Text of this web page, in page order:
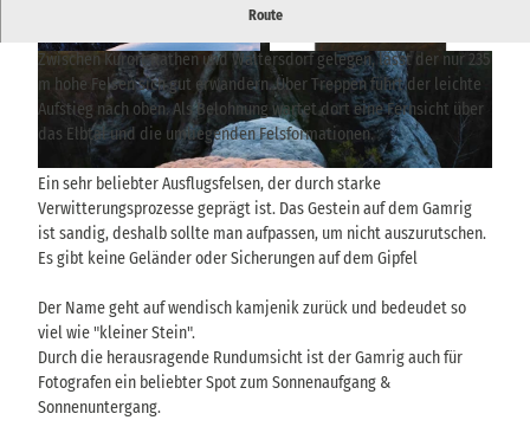
© via www.saechsische-schweiz.de , Philipp Zieger |CC-BY-SA
© viawww.saechsische-schweiz.de
, Rico Richte
r |
CC-BY-SA
© via www.saechsische-schweiz.de, Hamburger
Kunsthalle, Dauerleihgabe der Stiftung Hambur
ger Kunstsammlungen, bpk, Foto: Elke Walford
|CC-BY-ND
Route
Freistehender Berggipfel oberhalb von Rathen - Inspirationsort
Zwischen Kurort Rathen und Waltersdorf gelegen, lässt der nur 235
m hohe Felsen sich gut erwandern. Über Treppen führt der leichte
Aufstieg nach oben. Als Belohnung wartet dort eine Fernsicht über
das Elbtal und die umliegenden Felsformationen.
Ein sehr beliebter Ausflugsfelsen, der durch starke
Verwitterungsprozesse geprägt ist. Das Gestein auf dem Gamrig
ist sandig, deshalb sollte man aufpassen, um nicht auszurutschen.
Es gibt keine Geländer oder Sicherungen auf dem Gipfel
Der Name geht auf wendisch kamjenik zurück und bedeudet so
viel wie "kleiner Stein".
Durch die herausragende Rundumsicht ist der Gamrig auch für
Fotografen ein beliebter Spot zum Sonnenaufgang &
Sonnenuntergang.